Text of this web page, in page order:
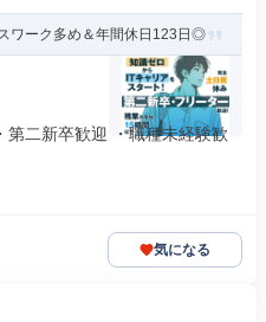
ワーク多め＆年間休日123日◎
二新卒歓迎 ・職種未経験歓
気になる